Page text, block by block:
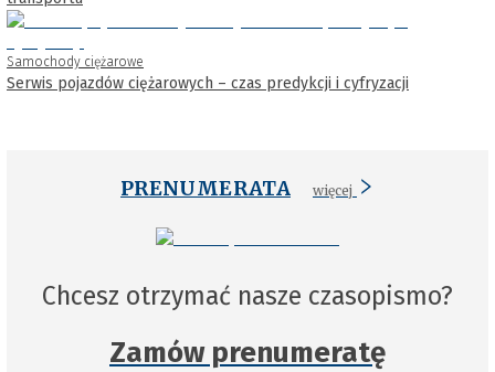
Samochody ciężarowe
Serwis pojazdów ciężarowych – czas predykcji i cyfryzacji
PRENUMERATA więcej
Chcesz otrzymać nasze czasopismo?
Zamów prenumeratę